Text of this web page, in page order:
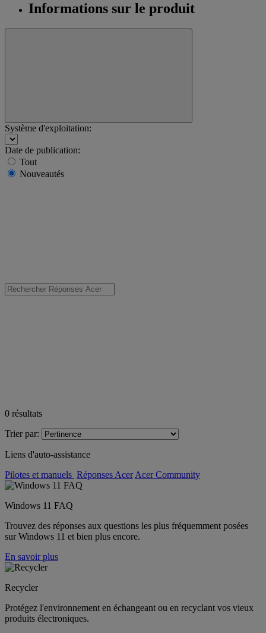
Informations sur le produit
Système d'exploitation:
Date de publication:
Tout
Nouveautés
0 résultats
Trier par:
Liens d'auto-assistance
Pilotes et manuels Réponses Acer Acer Community
Windows 11 FAQ
Trouvez des réponses aux questions les plus fréquemment posées
sur Windows 11 et bien plus encore.
En savoir plus
Recycler
Protégez l'environnement en échangeant ou en recyclant vos vieux
produits électroniques.